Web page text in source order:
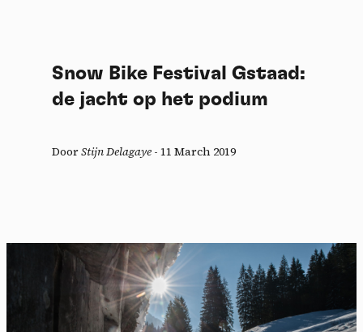
Snow Bike Festival Gstaad:
de jacht op het podium
DoorStijn Delagaye - 11 March 2019